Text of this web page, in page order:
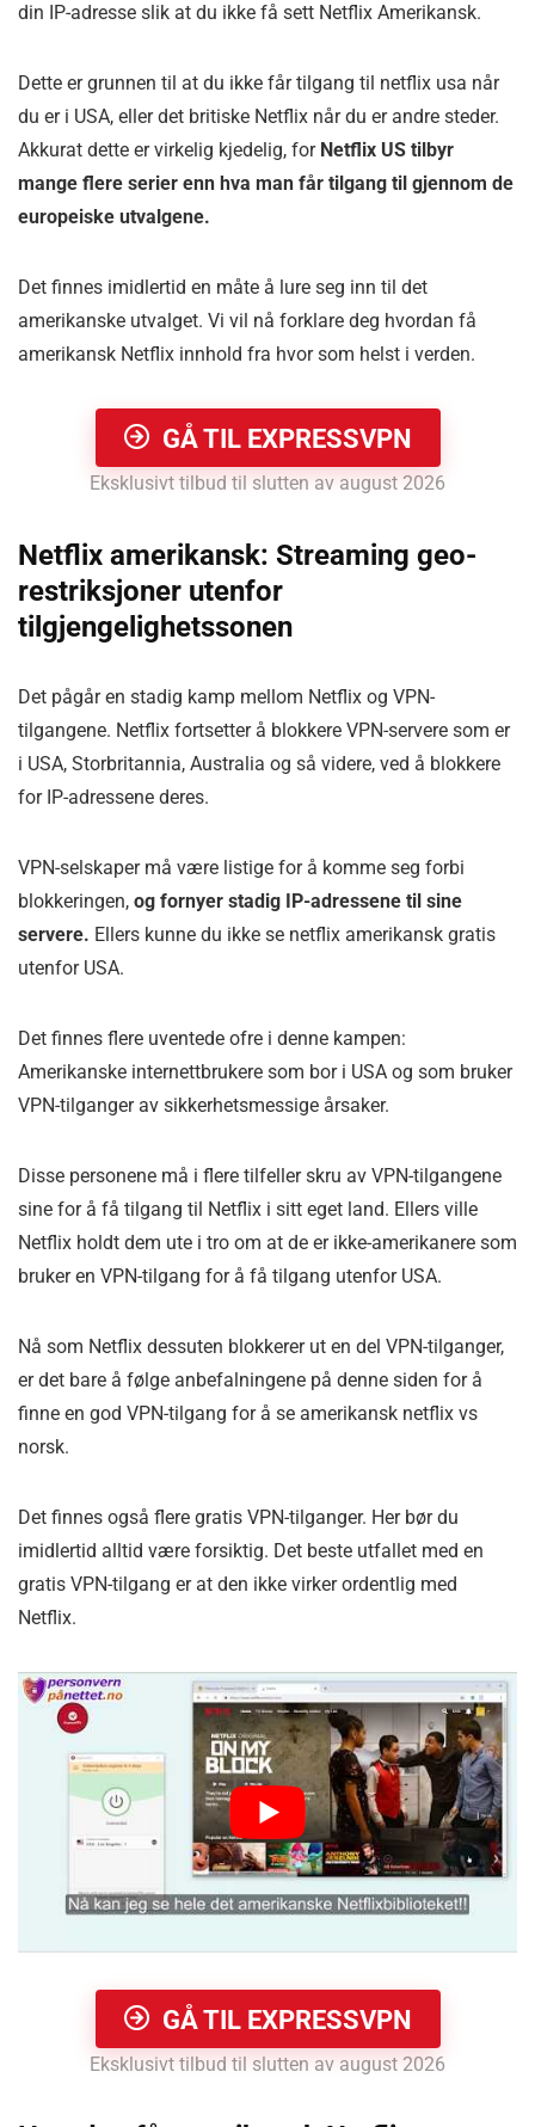
din IP-adresse slik at du ikke få sett Netflix Amerikansk.
Dette er grunnen til at du ikke får tilgang til netflix usa når
du er i USA, eller det britiske Netflix når du er andre steder.
Akkurat dette er virkelig kjedelig, for Netflix US tilbyr
mange flere serier enn hva man får tilgang til gjennom de
europeiske utvalgene.
Det finnes imidlertid en måte å lure seg inn til det
amerikanske utvalget. Vi vil nå forklare deg hvordan få
amerikansk Netflix innhold fra hvor som helst i verden.
GÅ TIL EXPRESSVPN
Eksklusivt tilbud til slutten av august 2026
Netflix amerikansk: Streaming geo-
restriksjoner utenfor
tilgjengelighetssonen
Det pågår en stadig kamp mellom Netflix og VPN-
tilgangene. Netflix fortsetter å blokkere VPN-servere som er
i USA, Storbritannia, Australia og så videre, ved å blokkere
for IP-adressene deres.
VPN-selskaper må være listige for å komme seg forbi
blokkeringen, og fornyer stadig IP-adressene til sine
servere. Ellers kunne du ikke se netflix amerikansk gratis
utenfor USA.
Det finnes flere uventede ofre i denne kampen:
Amerikanske internettbrukere som bor i USA og som bruker
VPN-tilganger av sikkerhetsmessige årsaker.
Disse personene må i flere tilfeller skru av VPN-tilgangene
sine for å få tilgang til Netflix i sitt eget land. Ellers ville
Netflix holdt dem ute i tro om at de er ikke-amerikanere som
bruker en VPN-tilgang for å få tilgang utenfor USA.
Nå som Netflix dessuten blokkerer ut en del VPN-tilganger,
er det bare å følge anbefalningene på denne siden for å
finne en god VPN-tilgang for å se amerikansk netflix vs
norsk.
Det finnes også flere gratis VPN-tilganger. Her bør du
imidlertid alltid være forsiktig. Det beste utfallet med en
gratis VPN-tilgang er at den ikke virker ordentlig med
Netflix.
GÅ TIL EXPRESSVPN
Eksklusivt tilbud til slutten av august 2026